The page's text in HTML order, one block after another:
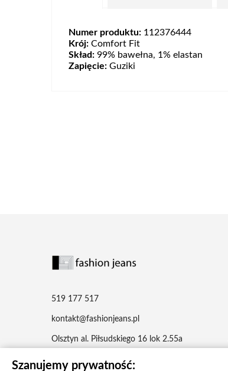
Numer produktu: 112376444
Krój: Comfort Fit
Skład: 99% bawełna, 1% elastan
Zapięcie: Guziki
519 177 517
kontakt@fashionjeans.pl
Olsztyn al. Piłsudskiego 16 lok 2.55a
Szanujemy prywatność: